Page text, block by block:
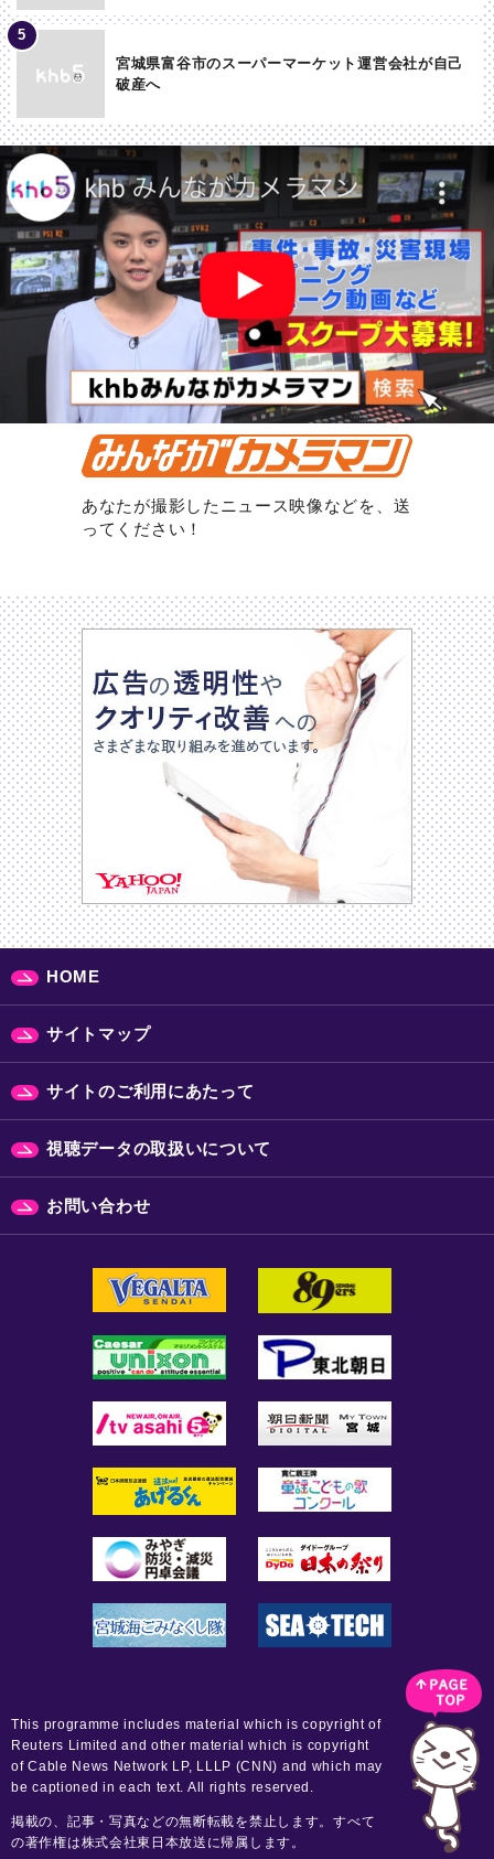
宮城県富谷市のスーパーマーケット運営会社が自己
破産へ
あなたが撮影したニュース映像などを、送
ってください！
HOME
サイトマップ
サイトのご利用にあたって
視聴データの取扱いについて
お問い合わせ
This programme includes material which is copyright of
Reuters Limited and other material which is copyright
of Cable News Network LP, LLLP (CNN) and which may
be captioned in each text. All rights reserved.
掲載の、記事・写真などの無断転載を禁止します。すべて
の著作権は株式会社東日本放送に帰属します。